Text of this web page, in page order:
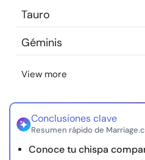
Encuentra un terapeuta
Idioma
Sobre nosotros Contáctanos
nosotros
Tauro
Géminis
View more
Conclusiones clave
Resumen rápido de
Conoce tu chispa